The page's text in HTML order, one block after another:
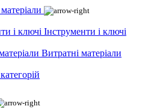
Інструменти і ключі
Витратні матеріали